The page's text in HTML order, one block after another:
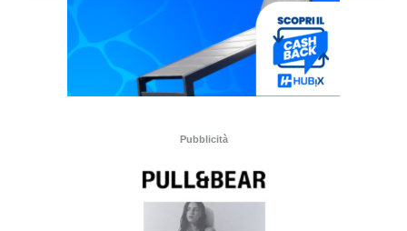
Pubblicità